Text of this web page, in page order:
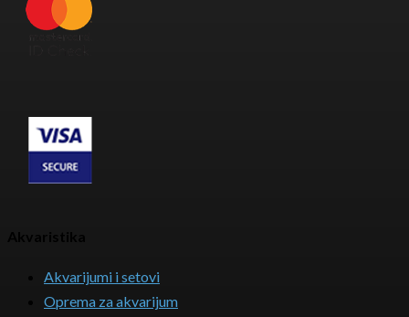
Akvarijumi i setovi
Oprema za akvarijum